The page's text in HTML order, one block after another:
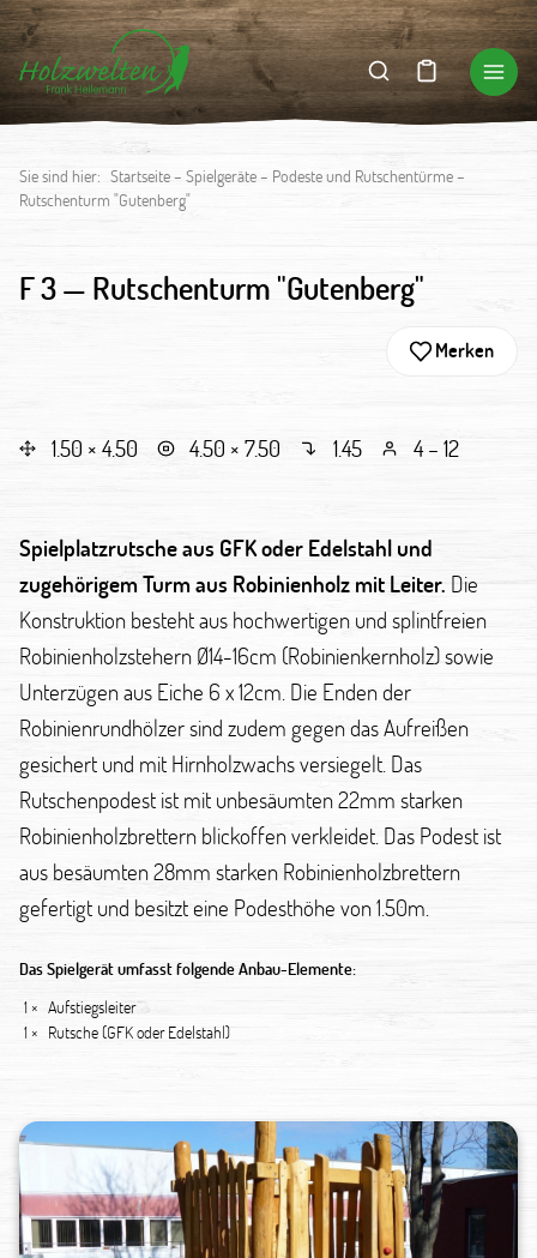
Sie sind hier: Startseite– Spielgeräte– Podeste und Rutschentürme –
Rutschenturm "Gutenberg"
F 3 — Rutschenturm "Gutenberg"
Merken
1.50 × 4.50 4.50 × 7.50 1.45 4 – 12
Spielplatzrutsche aus GFK oder Edelstahl und
zugehörigem Turm aus Robinienholz mit Leiter. Die
Konstruktion besteht aus hochwertigen und splintfreien
Robinienholzstehern Ø14-16cm (Robinienkernholz) sowie
Unterzügen aus Eiche 6 x 12cm. Die Enden der
Robinienrundhölzer sind zudem gegen das Aufreißen
gesichert und mit Hirnholzwachs versiegelt. Das
Rutschenpodest ist mit unbesäumten 22mm starken
Robinienholzbrettern blickoffen verkleidet. Das Podest ist
aus besäumten 28mm starken Robinienholzbrettern
gefertigt und besitzt eine Podesthöhe von 1.50m.
Das Spielgerät umfasst folgende Anbau-Elemente:
1 × Aufstiegsleiter
1 × Rutsche (GFK oder Edelstahl)